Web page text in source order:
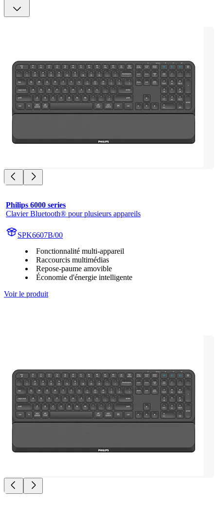
Philips 6000 series
Clavier Bluetooth® pour plusieurs appareils
SPK6607B/00
Fonctionnalité multi-appareil
Raccourcis multimédias
Repose-paume amovible
Économie d'énergie intelligente
Voir le produit